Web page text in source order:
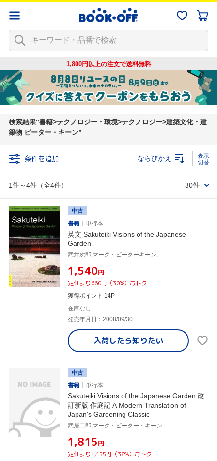
1,800円以上の注文で送料無料
検索結果 書籍>テクノロジー・環境>テクノロジー>建築文化・建
築物 ピーター・キーン
条件を追加
1件～4件（全4件）
ならびかえ
30件
中古
書籍
単行本
英文 Sakuteiki Visions of the Japanese
Garden
武井次郎,マーク・ピーターキーン,
¥1,540円
定価より660円（30%）おトク
獲得ポイント 14P
在庫なし
発売年月日：2008/09/30
入荷したら知りたい
中古
書籍
単行本
Sakuteiki:Visions of the Japanese Garden 改
訂新版 作庭記 A Modern Translation of
Japan's Gardening Classic
武居二郎,マーク・ピーター・キーン
¥1,815円
定価より1,155円（38%）おトク